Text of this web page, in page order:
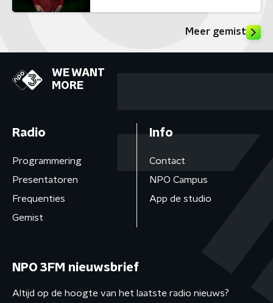
Meer gemist
WE WANT
MORE
Radio
Programmering
Presentatoren
Frequenties
Gemist
Info
Contact
NPO Campus
App de studio
NPO 3FM nieuwsbrief
Altijd op de hoogte van het laatste radio nieuws?